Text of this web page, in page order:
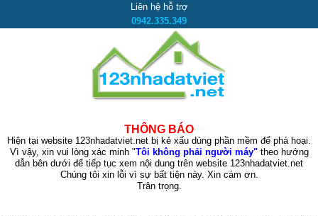
Liên hệ hỗ trợ
0942.335.349
THÔNG BÁO
Hiện tại website 123nhadatviet.net bị kẻ xấu dùng phần mềm để phá hoại.
Vì vậy, xin vui lòng xác minh "Tôi không phải người máy"theo hướng
dẫn bên dưới để tiếp tục xem nội dung trên website 123nhadatviet.net
Chúng tôi xin lỗi vì sự bất tiện này. Xin cám ơn.
Trân trọng.